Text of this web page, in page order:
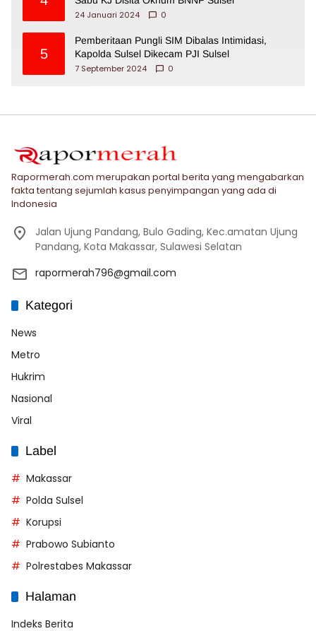
24 Januari 2024
0
5
Pemberitaan Pungli SIM Dibalas Intimidasi,
Kapolda Sulsel Dikecam PJI Sulsel
7 September 2024
0
Rapormerah.com merupakan portal berita yang mengabarkan
fakta tentang sejumlah kasus penyimpangan yang ada di
Indonesia
Jalan Ujung Pandang, Bulo Gading, Kec.amatan Ujung
Pandang, Kota Makassar, Sulawesi Selatan
rapormerah796@gmail.com
Kategori
News
Metro
Hukrim
Nasional
Viral
Label
Makassar
Polda Sulsel
Korupsi
Prabowo Subianto
Polrestabes Makassar
Halaman
Indeks Berita